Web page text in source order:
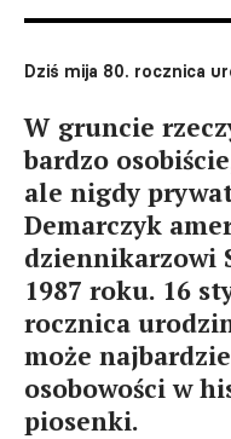
Dziś mija 80. rocznica
W gruncie
bardzo
ale nigdy
Demarczyk
dziennikarzowi
1987 roku. 16
rocznica
może
osobowości w
piosenki.